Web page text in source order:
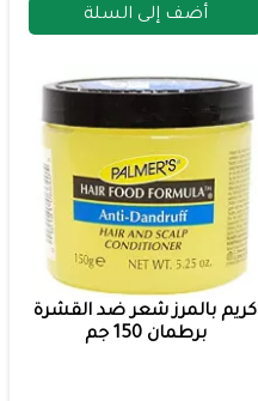
أضف إلى السلة
كريم بالمرز شعر ضد القشرة
برطمان 150 جم